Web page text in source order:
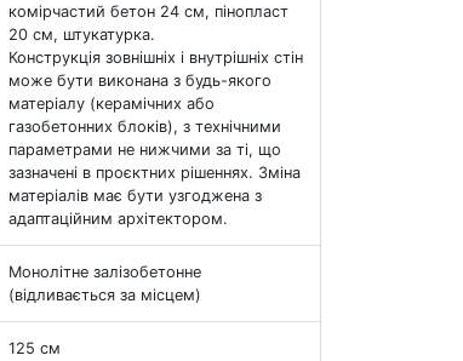
комірчастий бетон 24 см, пінопласт
20 см, штукатурка.
Конструкція зовнішніх і внутрішніх стін
може бути виконана з будь-якого
матеріалу (керамічних або
газобетонних блоків), з технічними
параметрами не нижчими за ті, що
зазначені в проєктних рішеннях. Зміна
матеріалів має бути узгоджена з
адаптаційним архітектором.
Монолітне залізобетонне
(відливається за місцем)
125 см